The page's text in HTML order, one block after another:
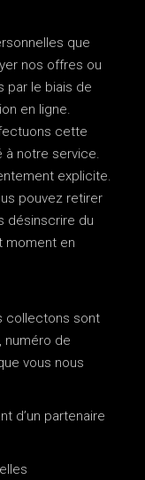
que
nos offres ou
par le biais de
en ligne.
cette
à notre service.
explicite.
pouvez retirer
désinscrire du
moment en
collectons sont
numéro de
vous nous
d’un partenaire